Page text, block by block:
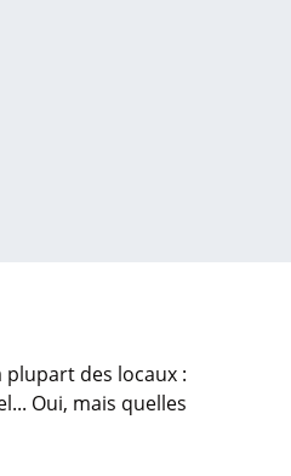
plupart des locaux :
Oui, mais quelles